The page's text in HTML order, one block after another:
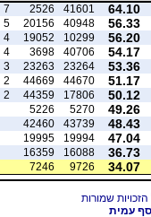
64.10
41601
2526
7
56.33
40948
20156
5
56.20
10299
19052
4
54.17
40706
3698
4
53.36
23264
23263
3
51.17
44670
44669
2
50.12
17806
44359
2
49.26
5270
5226
48.43
43739
42460
47.04
19994
19995
36.73
16088
16359
34.07
9726
7246
עמית